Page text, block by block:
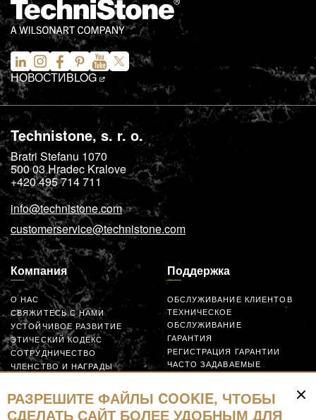
НОВОСТИBLOG
Technistone, s. r. o.
Bratri Stefanu 1070
500 03Hradec Kralove
+420 495 714 711
info@technistone.com
customerservice@technistone.com
Компания
О НАС
СВЯЖИТЕСЬ С НАМИ
УСТОЙЧИВОЕ РАЗВИТИЕ
ЭТИЧЕСКИЙ КОДЕКС
СОТРУДНИЧЕСТВО
ЧЛЕНСТВО И НАГРАДЫ
СОТРУДНИЧАЙТЕ
Поддержка
ОБСЛУЖИВАНИЕ КЛИЕНТОВ
ТЕХНИЧЕСКОЕ
ОБСЛУЖИВАНИЕ
ГАРАНТИЯ
РЕГИСТРАЦИЯ ГАРАНТИИ
ЧАСТО ЗАДАВАЕМЫЕ
ВОПРОСЫ
РАЗРЕШИТЕ ФАЙЛЫ COOKIE, ЧТОБЫ
СДЕЛАТЬ САЙТ БОЛЕЕ УДОБНЫМ ДЛЯ